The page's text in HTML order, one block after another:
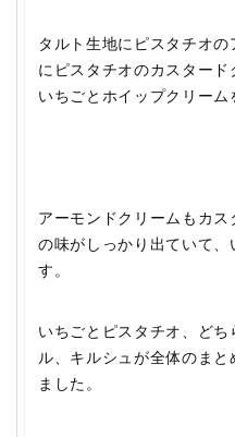
タルト生地にピスタチオ
にピスタチオのカスター
いちごとホイップクリーム
アーモンドクリームもカ
の味がしっかり出ていて
す。
いちごとピスタチオ、ど
ル、キルシュが全体のま
ました。